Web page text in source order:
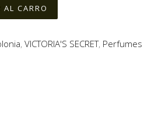
, VICTORIA'S SECRET, Perfumes